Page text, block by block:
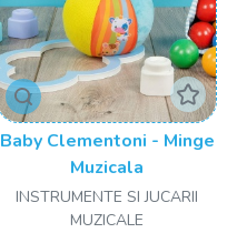
Baby Clementoni - Minge
Muzicala
INSTRUMENTE SI JUCARII
MUZICALE